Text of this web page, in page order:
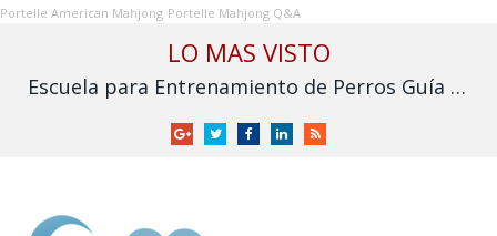
Portelle American Mahjong Portelle Mahjong Q&A
LO MAS VISTO
Escuela para Entrenamiento de Perros Guía para Ciegos I.A.P. solicita apoyo para no cerrar
GoogleTwitterFacebookLinkedInRSS